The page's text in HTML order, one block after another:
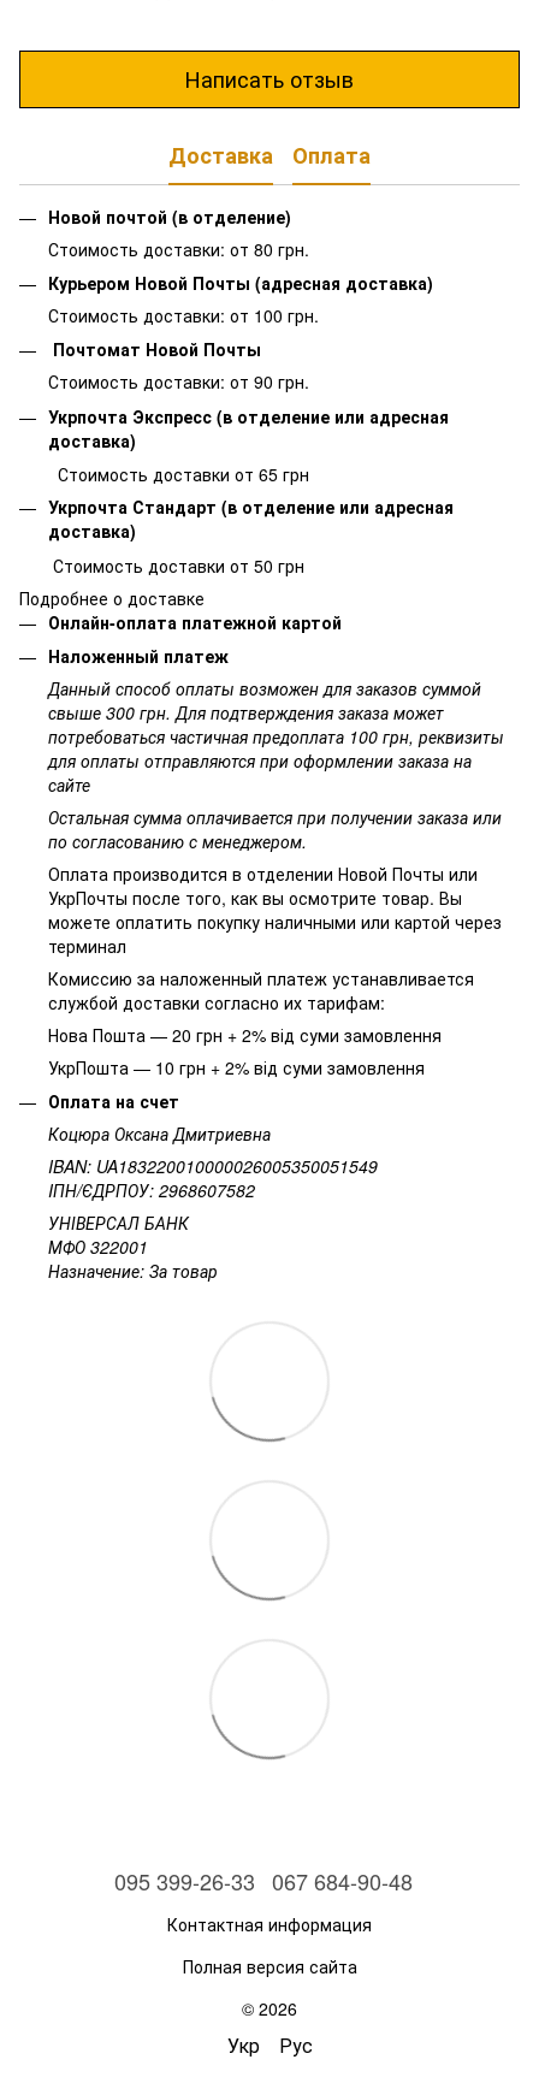
Написать отзыв
Доставка Оплата
Новой почтой (в отделение)
Стоимость доставки: от 80 грн.
Курьером Новой Почты (адресная доставка)
Стоимость доставки: от 100 грн.
Почтомат Новой Почты
Стоимость доставки: от 90 грн.
Укрпочта Экспресс (в отделение или адресная
доставка)
Стоимость доставки от 65 грн
Укрпочта Стандарт (в отделение или адресная
доставка)
Стоимость доставки от 50 грн
Подробнее о доставке
Онлайн-оплата платежной картой
Наложенный платеж
Данный способ оплаты возможен для заказов суммой
свыше 300 грн. Для подтверждения заказа может
потребоваться частичная предоплата 100 грн, реквизиты
для оплаты отправляются при оформлении заказа на
сайте
Остальная сумма оплачивается при получении заказа или
по согласованию с менеджером.
Оплата производится в отделении Новой Почты или
УкрПочты после того, как вы осмотрите товар. Вы
можете оплатить покупку наличными или картой через
терминал
Комиссию за наложенный платеж устанавливается
службой доставки согласно их тарифам:
Нова Пошта — 20 грн + 2% від суми замовлення
УкрПошта — 10 грн + 2% від суми замовлення
Оплата на счет
Коцюра Оксана Дмитриевна
IBAN: UA183220010000026005350051549
IПН/ЄДРПОУ: 2968607582
УНІВЕРСАЛ БАНК
МФО 322001
Назначение: За товар
095 399-26-33 067 684-90-48
Контактная информация
Полная версия сайта
© 2026
Укр Рус